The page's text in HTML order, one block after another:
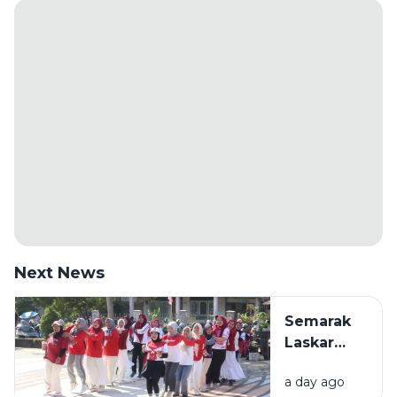
Next News
Semarak
Laskar
HSS
a day ago